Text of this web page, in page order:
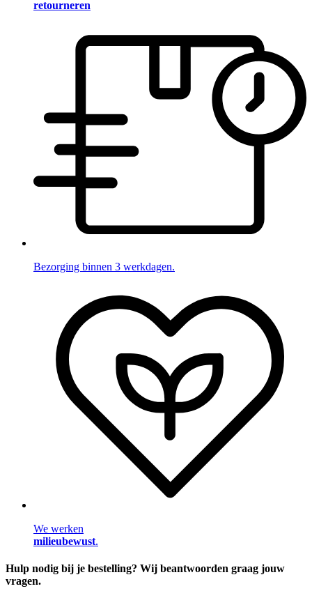
retourneren
Bezorging binnen 3 werkdagen.
We werken
milieubewust.
Hulp nodig bij je bestelling? Wij beantwoorden graag jouw
vragen.